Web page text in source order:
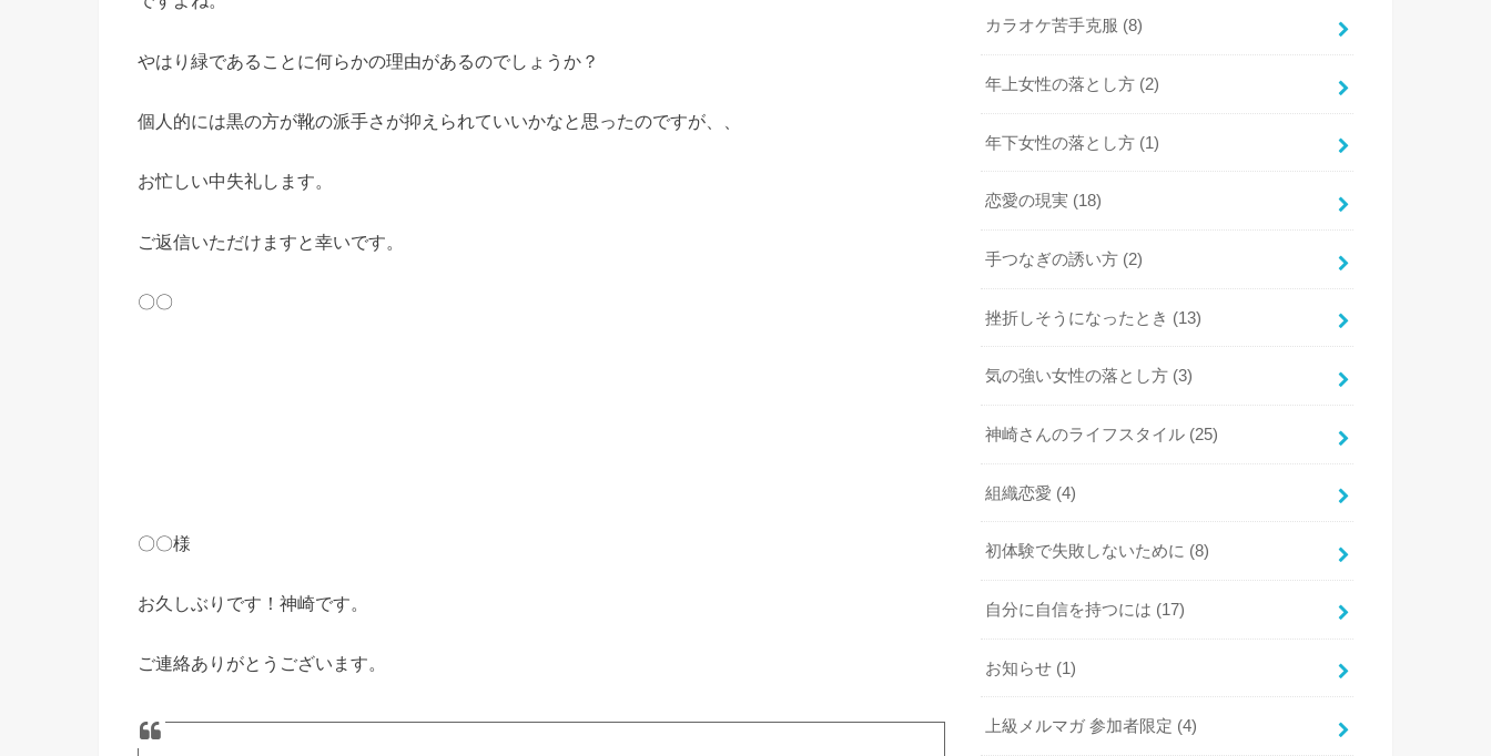
やはり緑であることに何らかの理由があるのでしょうか？
個人的には黒の方が靴の派手さが抑えられていいかなと思ったのですが、、
お忙しい中失礼します。
ご返信いただけますと幸いです。
〇〇
〇〇様
お久しぶりです！神崎です。
ご連絡ありがとうございます。
カラオケ苦手克服 (8)
年上女性の落とし方 (2)
年下女性の落とし方 (1)
恋愛の現実 (18)
手つなぎの誘い方 (2)
挫折しそうになったとき (13)
気の強い女性の落とし方 (3)
神崎さんのライフスタイル (25)
組織恋愛 (4)
初体験で失敗しないために (8)
自分に自信を持つには (17)
お知らせ (1)
上級メルマガ 参加者限定 (4)